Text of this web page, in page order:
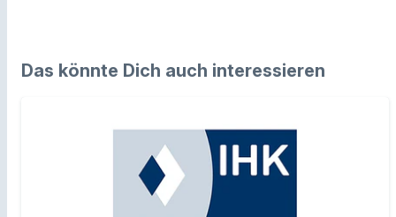
Das könnte Dich auch interessieren